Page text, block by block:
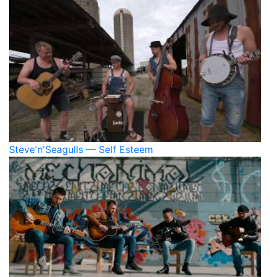
Steve'n'Seagulls — Self Esteem